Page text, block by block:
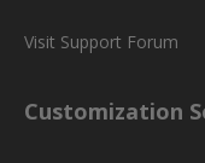
Visit Support Forum
Customization